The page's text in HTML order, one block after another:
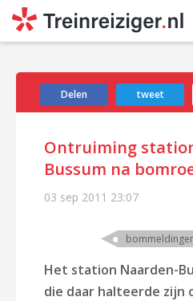
Delen tweet
Ontruiming
Bussum na
03 sep 2011 23:07
Het station Naarden-
die daar halteerde zijn